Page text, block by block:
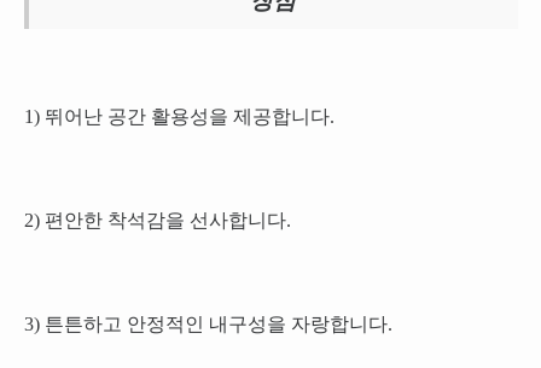
1) 뛰어난 공간 활용성을 제공합니다.
2) 편안한 착석감을 선사합니다.
3) 튼튼하고 안정적인 내구성을 자랑합니다.